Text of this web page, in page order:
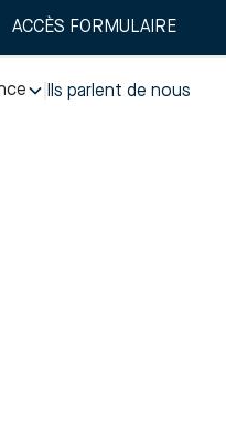
ACCÈS FORMULAIRE
Ils parlent de nous